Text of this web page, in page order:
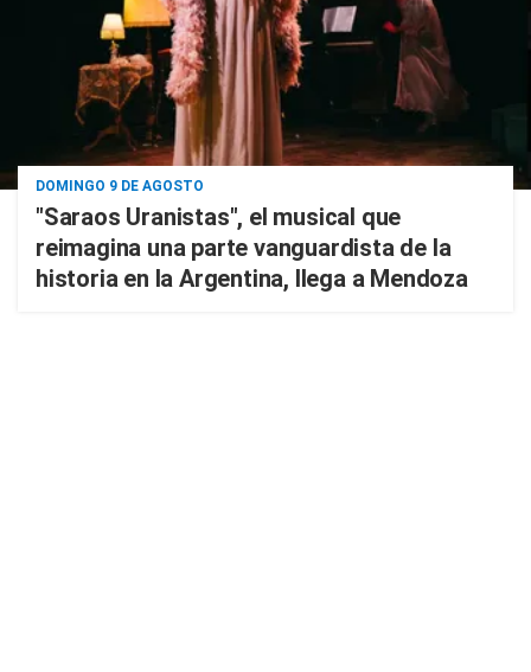
DOMINGO 9 DE AGOSTO
"Saraos Uranistas", el musical que
reimagina una parte vanguardista de la
historia en la Argentina, llega a Mendoza